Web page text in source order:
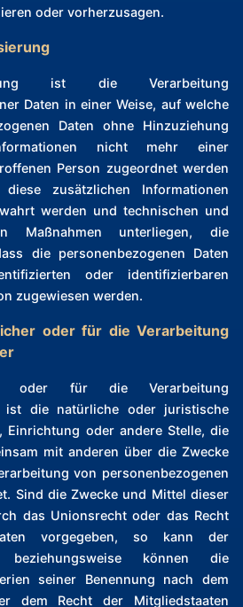
oder vorherzusagen.
ist die Verarbeitung
Daten in einer Weise, auf welche
Daten ohne Hinzuziehung
nicht mehr einer
Person zugeordnet werden
zusätzlichen Informationen
werden und technischen und
Maßnahmen unterliegen, die
die personenbezogenen Daten
oder identifizierbaren
zugewiesen werden.
oder für die Verarbeitung
oder für die Verarbeitung
ist die natürliche oder juristische
Einrichtung oder andere Stelle, die
mit anderen über die Zwecke
von personenbezogenen
Sind die Zwecke und Mittel dieser
das Unionsrecht oder das Recht
vorgegeben, so kann der
beziehungsweise können die
seiner Benennung nach dem
dem Recht der Mitgliedstaaten